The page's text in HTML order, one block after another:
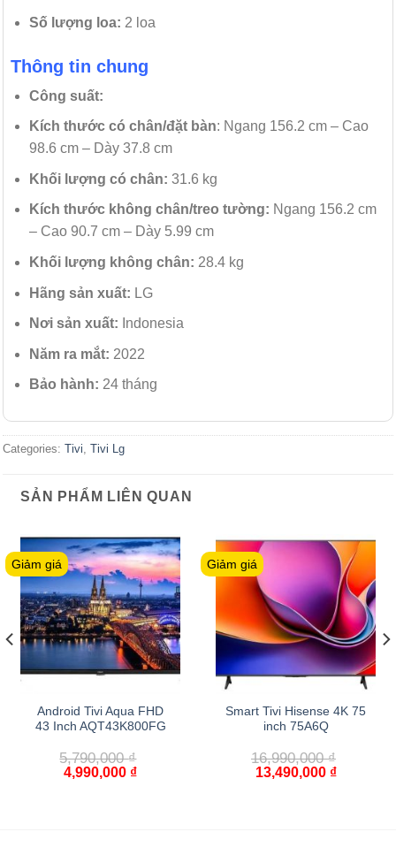
Số lượng loa: 2 loa
Thông tin chung
Công suất:
Kích thước có chân/đặt bàn: Ngang 156.2 cm – Cao
98.6 cm – Dày 37.8 cm
Khối lượng có chân: 31.6 kg
Kích thước không chân/treo tường: Ngang 156.2 cm
– Cao 90.7 cm – Dày 5.99 cm
Khối lượng không chân: 28.4 kg
Hãng sản xuất: LG
Nơi sản xuất: Indonesia
Năm ra mắt: 2022
Bảo hành: 24 tháng
Categories: Tivi, Tivi Lg
SẢN PHẨM LIÊN QUAN
Giảm giá
Android Tivi Aqua FHD
43 Inch AQT43K800FG
5,790,000₫
4,990,000 ₫
Giảm giá
Smart Tivi Hisense 4K 75
inch 75A6Q
16,990,000₫
13,490,000 ₫